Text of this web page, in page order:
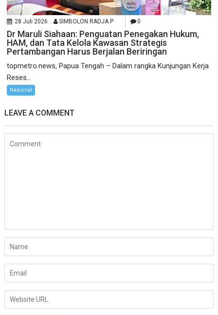
28 Juli 2026 SIMBOLON RADJA P 0
Dr Maruli Siahaan: Penguatan Penegakan Hukum,
HAM, dan Tata Kelola Kawasan Strategis
Pertambangan Harus Berjalan Beriringan
topmetro.news, Papua Tengah – Dalam rangka Kunjungan Kerja
Reses...
Nasional
LEAVE A COMMENT